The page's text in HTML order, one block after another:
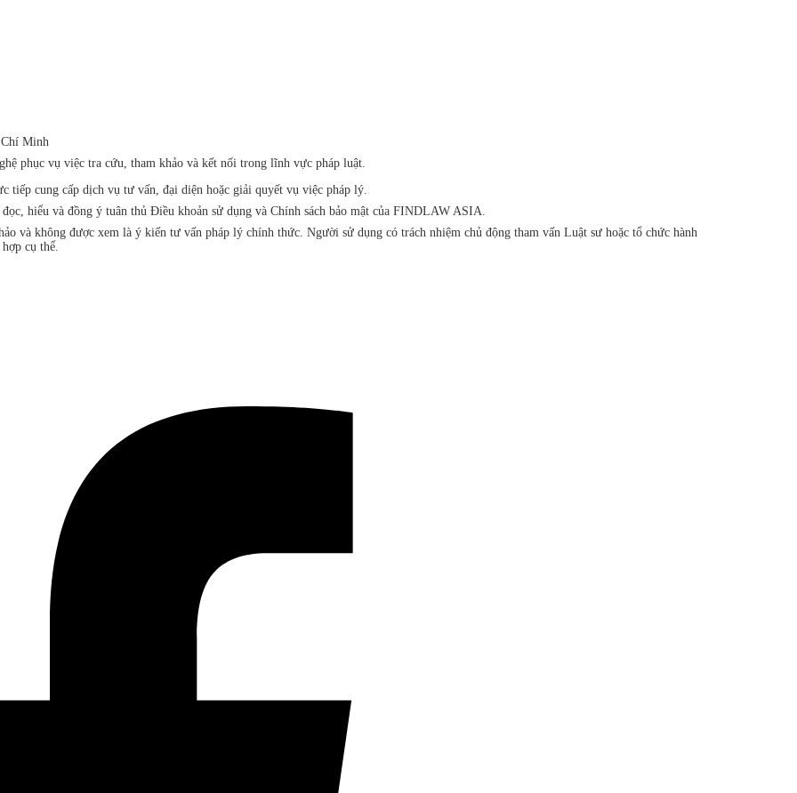
Minh
phục vụ việc tra cứu, tham khảo và kết nối trong lĩnh vực pháp luật.
cung cấp dịch vụ tư vấn, đại diện hoặc giải quyết vụ việc pháp lý.
hiểu và đồng ý tuân thủ Điều khoản sử dụng và Chính sách bảo mật của FINDLAW ASIA.
và không được xem là ý kiến tư vấn pháp lý chính thức. Người sử dụng có trách nhiệm chủ động tham vấn Luật sư hoặc tổ chức hành
cụ thể.